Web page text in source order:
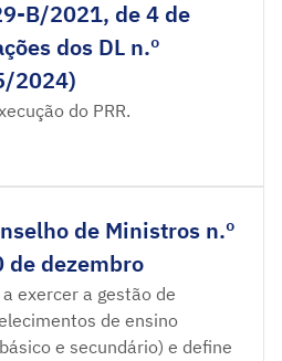
B/2021, de 4 de
dos DL n.º
2024)
do PRR.
de Ministros n.º
dezembro
exercer a gestão de
de ensino
e secundário) e define